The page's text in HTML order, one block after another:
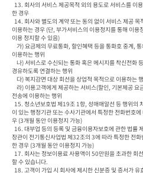
한 경우
이용하는 경우 (단, 부가서비스의 이용정지를 통해 이
이용 정지할 수 있음)
이용하는 행위
경유하도록 연결하는 행위
전송에 이용하는 행위
이 있는 행정기관 또는 수사기관에서 특정한 전화번호
우 (3개월 동안 이용정지 가능)
장관이 전기통신사업법 제32조의 3에 따라 특정한 전
한 경우 (3개월 동안 이용정지 가능)
할 수 있습니다.